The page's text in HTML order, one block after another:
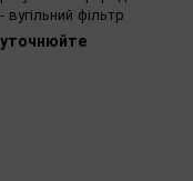
вугільний фільтр
уточнюйте